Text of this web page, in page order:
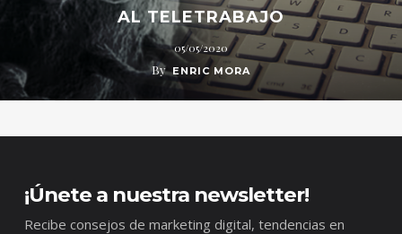
AL TELETRABAJO
05/05/2020
By ENRIC MORA
¡Únete a nuestra newsletter!
Recibe consejos de marketing digital, tendencias en